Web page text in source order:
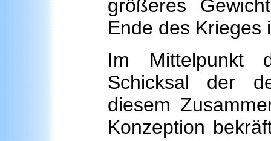
größeres
Ende des Krieges
Im Mittelpunkt
Schicksal der
diesem
Konzeption